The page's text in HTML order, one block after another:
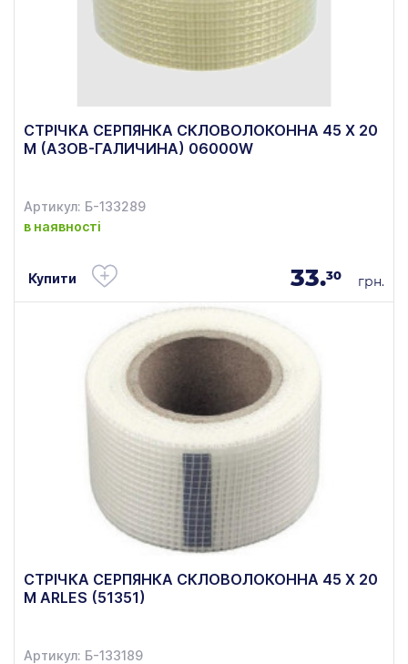
СТРІЧКА СЕРПЯНКА СКЛОВОЛОКОННА 45 Х 20
М (АЗОВ-ГАЛИЧИНА) 06000W
Артикул: Б-133289
в наявності
Купити 33.30 грн.
СТРІЧКА СЕРПЯНКА СКЛОВОЛОКОННА 45 Х 20
М ARLES (51351)
Артикул: Б-133189